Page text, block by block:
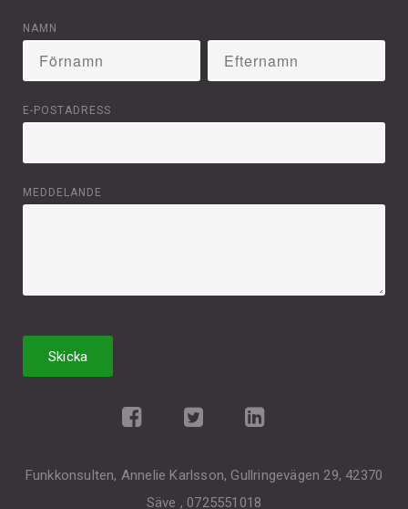
NAMN
E-POSTADRESS
MEDDELANDE
Funkkonsulten, Annelie Karlsson, Gullringevägen 29, 42370
Säve , 0725551018